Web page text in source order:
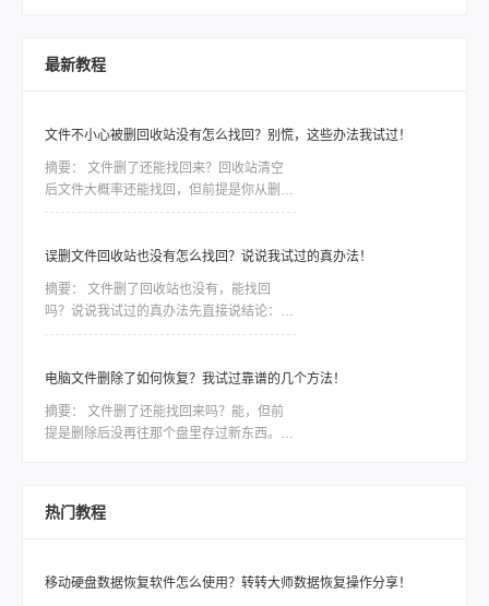
最新教程
文件不小心被删回收站没有怎么找回？别慌，这些办法我试过！
摘要：
后文件大概率还能找回，但前提是你从删除
之后到发现之前，没再往那个盘里存过新东
真实数据还在磁盘上待着。这个前提比用什
仙软件也救不回来。前阵子同事小李给客户
做方案，晚上赶工误把存了三天素材的文件
误删文件回收站也没有怎么找回？说说我试过的真办法！
摘要：
吗？说说我试过的真办法先直接说结论：能
找回，但前提是你清空回收站之后没再往那
否被“覆盖”，比用什么软件都关键——因为
还躺在硬盘里；但只要新数据住了进去，原
文件就被物理抹掉，神仙也难救。一段糟心
堆模糊的重复图，结果
电脑文件删除了如何恢复？我试过靠谱的几个方法！
摘要：
提是删除后没再往那个盘里存过新东西。电
真把原来的文件盖掉。盖掉的部分，用什么
热门教程
移动硬盘数据恢复软件怎么使用？转转大师数据恢复操作分享！